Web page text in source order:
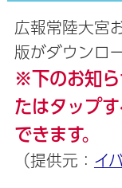
広報常陸大宮
版がダウンロ
※下のお知ら
たはタップ
できます。
（提供元： イ